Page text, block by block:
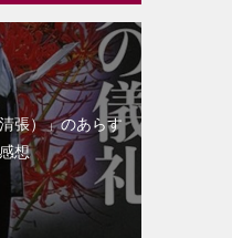
張）」のあらす
想